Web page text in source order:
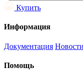
Купить
Информация
Документация Новости
Помощь